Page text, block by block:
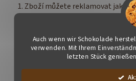
Auch wenn wir Schokolade
verwenden. Mit Ihrem
letzten Stück
Zboží můžete reklamovat
stavte se, napište e-mail nebo
vaše kontaktní údaje, na které
bude reklamace vyřízena